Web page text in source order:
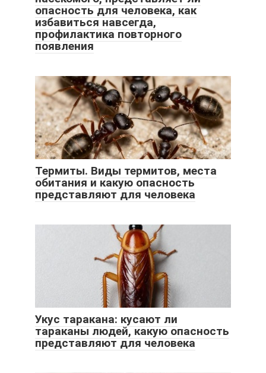
опасность для человека, как
избавиться навсегда,
профилактика повторного
появления
Термиты. Виды термитов, места
обитания и какую опасность
представляют для человека
Укус таракана: кусают ли
тараканы людей, какую опасность
представляют для человека